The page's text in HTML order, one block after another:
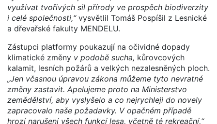
využívat tvořivých sil přírody ve prospěch biodiverzity
i celé společnosti,“vysvětlil Tomáš Pospíšil z Lesnické
a dřevařské fakulty MENDELU.
Zástupci platformy poukazují na očividné dopady
klimatické změny v podobě sucha, kůrovcových
kalamit, lesních požárů a velkých nezalesněných ploch.
„Jen včasnou úpravou zákona můžeme tyto nevratné
změny zastavit. Apelujeme proto na Ministerstvo
zemědělství, aby vyslyšelo a co nejrychleji do novely
zapracovalo naše požadavky. V opačném případě
hrozí narušení všech funkcí lesa, včetně té rekreační,“